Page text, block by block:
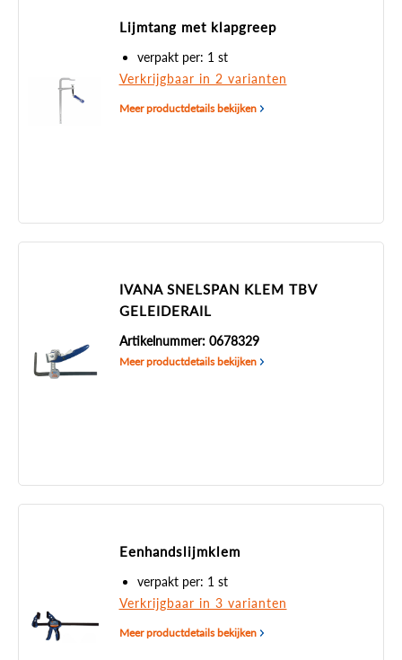
Lijmtang met klapgreep
verpakt per: 1 st
Verkrijgbaar in 2 varianten
Meer productdetails bekijken
IVANA SNELSPAN KLEM TBV
GELEIDERAIL
Artikelnummer: 0678329
Meer productdetails bekijken
Eenhandslijmklem
verpakt per: 1 st
Verkrijgbaar in 3 varianten
Meer productdetails bekijken